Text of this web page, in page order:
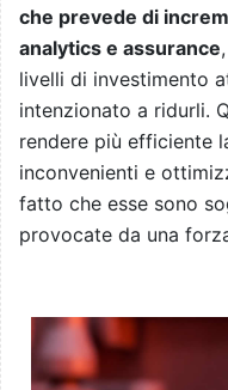
che prevede di
analytics e assurance
livelli di investimento
intenzionato a ridurli.
rendere più efficiente
inconvenienti e
fatto che esse sono
provocate da una